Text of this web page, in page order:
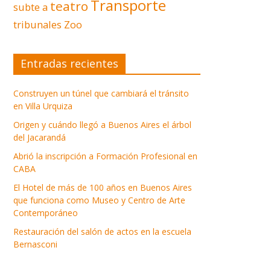
subte a teatro Transporte
tribunales Zoo
Entradas recientes
Construyen un túnel que cambiará el tránsito
en Villa Urquiza
Origen y cuándo llegó a Buenos Aires el árbol
del Jacarandá
Abrió la inscripción a Formación Profesional en
CABA
El Hotel de más de 100 años en Buenos Aires
que funciona como Museo y Centro de Arte
Contemporáneo
Restauración del salón de actos en la escuela
Bernasconi